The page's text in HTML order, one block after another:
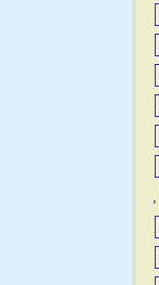
,